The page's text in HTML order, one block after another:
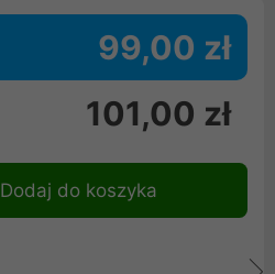
99,00 zł
101,00 zł
Dodaj do koszyka